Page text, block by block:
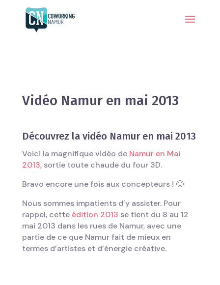
Vidéo Namur en mai 2013
Découvrez la vidéo Namur en mai 2013
Voici la magnifique vidéo deNamur en Mai
2013, sortie toute chaude du four 3D.
Bravo encore une fois aux concepteurs ! 🙂
Nous sommes impatients d’y assister. Pour
rappel, cette édition 2013 se tient du 8 au 12
mai 2013 dans les rues de Namur, avec une
partie de ce que Namur fait de mieux en
termes d’artistes et d’énergie créative.